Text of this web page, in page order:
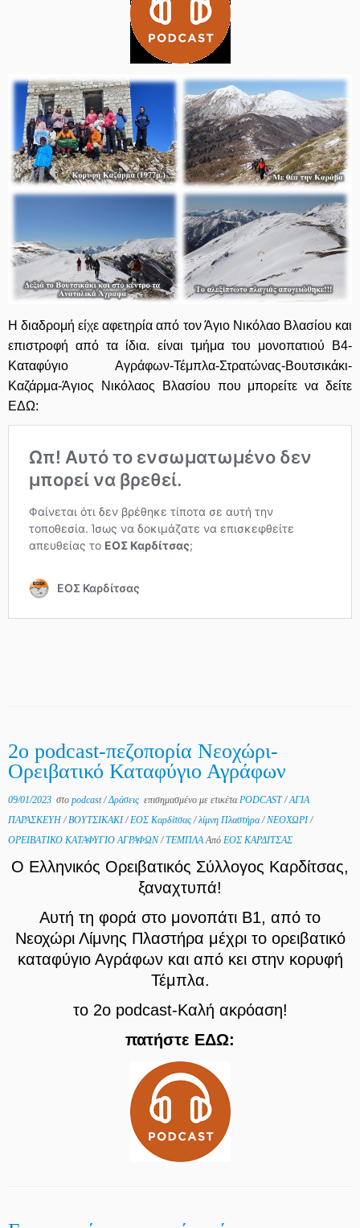
Η διαδρομή είχε αφετηρία από τον Άγιο Νικόλαο Βλασίου και
επιστροφή από τα ίδια. είναι τμήμα του μονοπατιού Β4-
Καταφύγιο Αγράφων-Τέμπλα-Στρατώνας-Βουτσικάκι-
Καζάρμα-Άγιος Νικόλαος Βλασίου που μπορείτε να δείτε
ΕΔΩ:
2ο podcast-πεζοπορία Νεοχώρι-
Ορειβατικό Καταφύγιο Αγράφων
09/01/2023 στο podcast/Δράσεις επισημασμένο με ετικέτα PODCAST/ΑΓΙΑ
ΠΑΡΑΣΚΕΥΗ / ΒΟΥΤΣΙΚΑΚΙ/ ΕΟΣ Καρδίτσας /λίμνη Πλαστήρα/ ΝΕΟΧΩΡΙ/
ΟΡΕΙΒΑΤΙΚΟ ΚΑΤΑΦΥΓΙΟ ΑΓΡΑΦΩΝ/ΤΕΜΠΛΑ Από ΕΟΣ ΚΑΡΔΙΤΣΑΣ
Ο Ελληνικός Ορειβατικός Σύλλογος Καρδίτσας,
ξαναχτυπά!
Αυτή τη φορά στο μονοπάτι Β1, από το
Νεοχώρι Λίμνης Πλαστήρα μέχρι το ορειβατικό
καταφύγιο Αγράφων και από κει στην κορυφή
Τέμπλα.
το 2ο podcast-Καλή ακρόαση!
πατήστε ΕΔΩ: